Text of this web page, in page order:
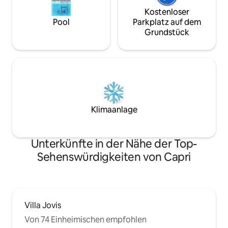
Pool
Kostenloser
Parkplatz auf dem
Grundstück
Klimaanlage
Unterkünfte in der Nähe der Top-
Sehenswürdigkeiten von Capri
Villa Jovis
Von 74 Einheimischen empfohlen